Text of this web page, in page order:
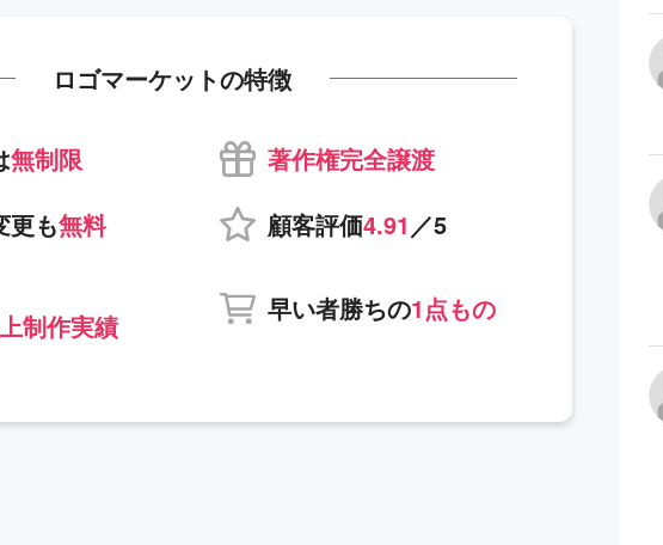
ロゴマーケットの特徴
無制限
著作権完全譲渡
更も無料 顧客評価4.91 ／5
制作実績
早い者勝ちの1点もの